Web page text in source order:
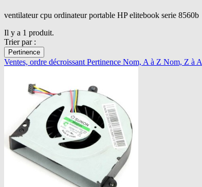
ventilateur cpu ordinateur portable HP elitebook serie 8560b
Il y a 1 produit.
Trier par :
Pertinence
Ventes, ordre décroissant Pertinence Nom, A à Z Nom, Z à A